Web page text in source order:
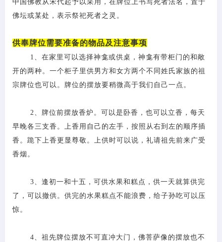
中国佛教从宋代起予以采用，在牌位上书写死者法名，置于
佛坛或某处，表示祭祀死者之灵。
供奉牌位需要准备的物品及注意事项
1、在家里可以选择神龛或供桌，神龛有带柜门的和敞
开的两种。一个柜子里供男方和女方两个不同姓氏家族的祖
宗牌位也可以。牌位的摆放要稍微高于我们自己一点。
2、牌位前摆放香炉。可以是卧香，也可以立香，每天
早晚各三支香。上香用自己的左手，按照从右到左的顺序插
香。跪下上香更显尊敬。上供时可以说，礼请祖先前来广受
香烟。
3、逢初一和十五，可供水果和糕点，供一天就算供完
了，可以撤供。供完的水果糕点不能浪费，给子孙吃可以压
惊。
4、祖先牌位摆放不可直冲大门，佛菩萨像的摆放也不